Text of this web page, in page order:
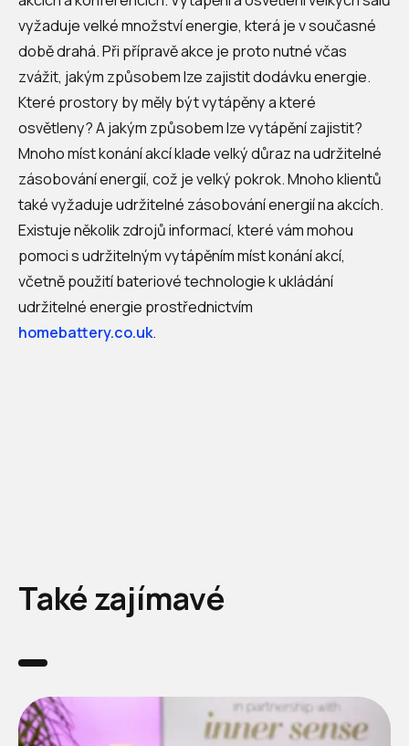
vyžaduje velké množství energie, která je v současné
době drahá. Při přípravě akce je proto nutné včas
zvážit, jakým způsobem lze zajistit dodávku energie.
Které prostory by měly být vytápěny a které
osvětleny? A jakým způsobem lze vytápění zajistit?
Mnoho míst konání akcí klade velký důraz na udržitelné
zásobování energií, což je velký pokrok. Mnoho klientů
také vyžaduje udržitelné zásobování energií na akcích.
Existuje několik zdrojů informací, které vám mohou
pomoci s udržitelným vytápěním míst konání akcí,
včetně použití bateriové technologie k ukládání
udržitelné energie prostřednictvím
homebattery.co.uk.
Také zajímavé